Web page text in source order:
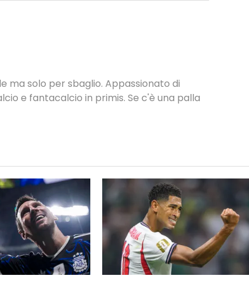
ma solo per sbaglio. Appassionato di
e fantacalcio in primis. Se c'è una palla